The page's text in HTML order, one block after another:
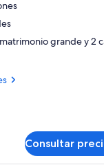
grande y 2
Consultar